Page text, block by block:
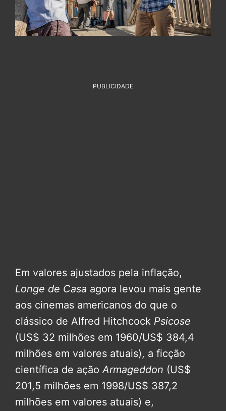
PUBLICIDADE
Em valores ajustados pela inflação,
Longe de Casa agora levou mais gente
aos cinemas americanos do que o
clássico de Alfred Hitchcock Psicose
(US$ 32 milhões em 1960/US$ 384,4
milhões em valores atuais), a ficção
científica de ação Armageddon (US$
201,5 milhões em 1998/US$ 387,2
milhões em valores atuais) e,